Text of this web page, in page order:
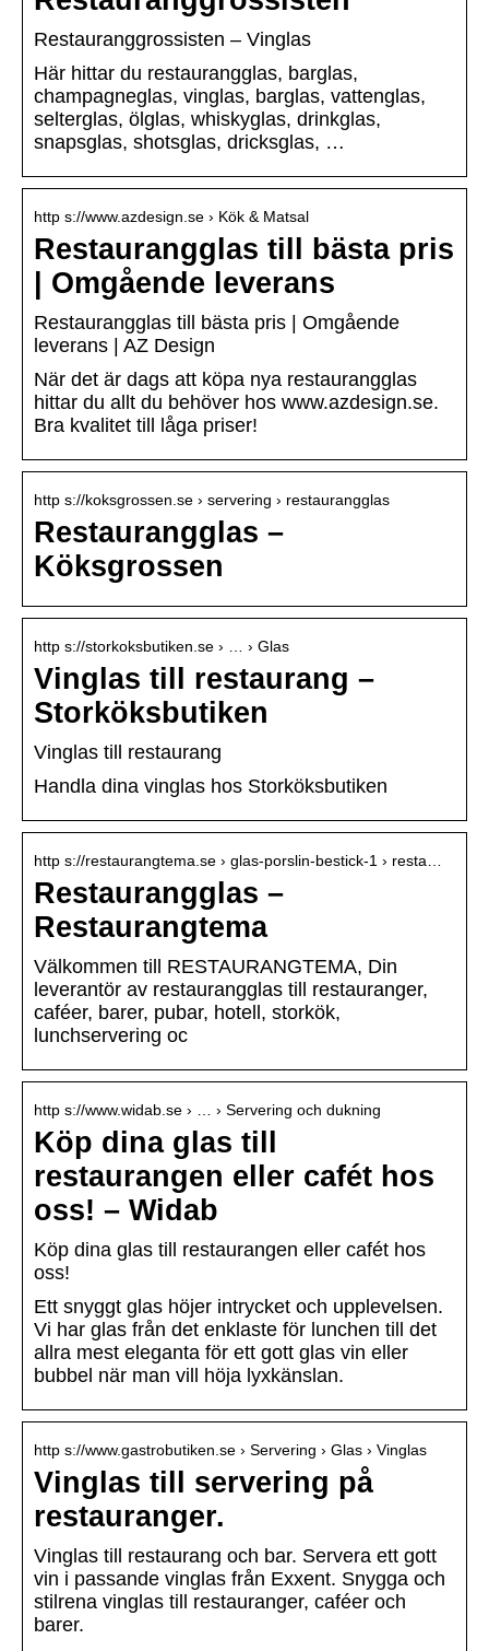
Restauranggrossisten – Vinglas
Här hittar du restaurangglas, barglas,
champagneglas, vinglas, barglas, vattenglas,
selterglas, ölglas, whiskyglas, drinkglas,
snapsglas, shotsglas, dricksglas, …
http s://www.azdesign.se › Kök & Matsal
Restaurangglas till bästa pris
| Omgående leverans
Restaurangglas till bästa pris | Omgående
leverans | AZ Design
När det är dags att köpa nya restaurangglas
hittar du allt du behöver hos www.azdesign.se.
Bra kvalitet till låga priser!
http s://koksgrossen.se › servering › restaurangglas
Restaurangglas –
Köksgrossen
http s://storkoksbutiken.se › … › Glas
Vinglas till restaurang –
Storköksbutiken
Vinglas till restaurang
Handla dina vinglas hos Storköksbutiken
http s://restaurangtema.se › glas-porslin-bestick-1 › resta…
Restaurangglas –
Restaurangtema
Välkommen till RESTAURANGTEMA, Din
leverantör av restaurangglas till restauranger,
caféer, barer, pubar, hotell, storkök,
lunchservering oc
http s://www.widab.se › … › Servering och dukning
Köp dina glas till
restaurangen eller cafét hos
oss! – Widab
Köp dina glas till restaurangen eller cafét hos
oss!
Ett snyggt glas höjer intrycket och upplevelsen.
Vi har glas från det enklaste för lunchen till det
allra mest eleganta för ett gott glas vin eller
bubbel när man vill höja lyxkänslan.
http s://www.gastrobutiken.se › Servering › Glas › Vinglas
Vinglas till servering på
restauranger.
Vinglas till restaurang och bar. Servera ett gott
vin i passande vinglas från Exxent. Snygga och
stilrena vinglas till restauranger, caféer och
barer.